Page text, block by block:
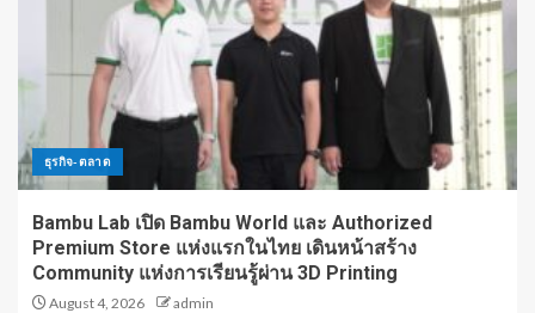
ธุรกิจ-ตลาด
Bambu Lab เปิด Bambu World และ Authorized
Premium Store แห่งแรกในไทย เดินหน้าสร้าง
Community แห่งการเรียนรู้ผ่าน 3D Printing
August 4, 2026 admin